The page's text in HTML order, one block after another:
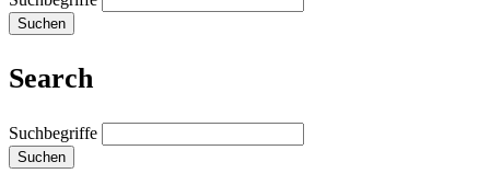
Suchen
Search
Suchbegriffe
Suchen